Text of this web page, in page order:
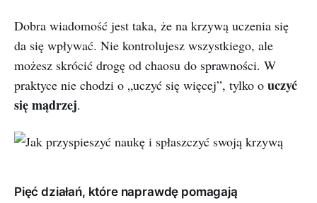
Dobra wiadomość jest taka, że na krzywą uczenia się
da się wpływać. Nie kontrolujesz wszystkiego, ale
możesz skrócić drogę od chaosu do sprawności. W
praktyce nie chodzi o „uczyć się więcej”, tylko o uczyć
się mądrzej.
Pięć działań, które naprawdę pomagają